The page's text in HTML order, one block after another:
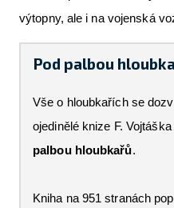
výtopny, ale i na vojenská
Pod palbou
Vše o hloubkařích se
ojedinělé knize F. Vojtáška
palbou hloubkařů.
Kniha na 951 stranách